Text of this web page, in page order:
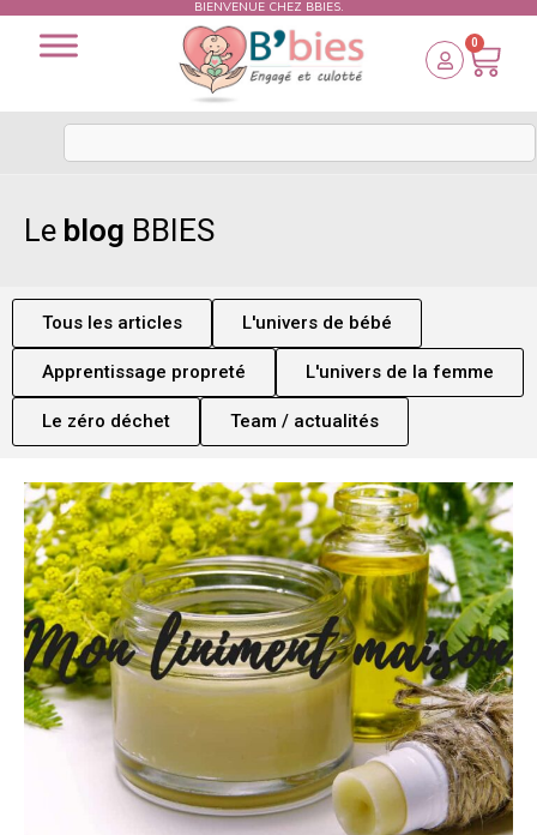
BIENVENUE CHEZ BBIES.
0
Le blog BBIES
Tous les articles L'univers de bébé
Apprentissage propreté L'univers de la femme
Le zéro déchet Team / actualités